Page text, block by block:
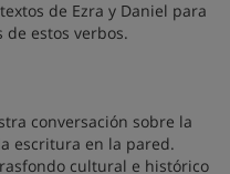
de Ezra y Daniel para
estos verbos.
conversación sobre la
escritura en la pared.
cultural e histórico